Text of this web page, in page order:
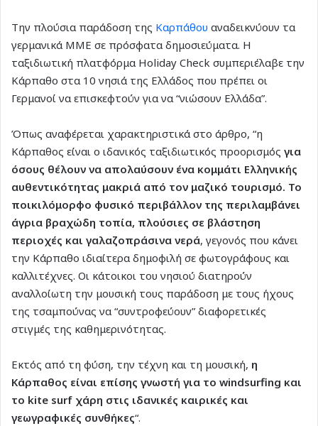
Την πλούσια παράδοση της Καρπάθου αναδεικνύουν τα
γερμανικά ΜΜΕ σε πρόσφατα δημοσιεύματα. Η
ταξιδιωτική πλατφόρμα Holiday Check συμπεριέλαβε την
Κάρπαθο στα 10 νησιά της Ελλάδος που πρέπει οι
Γερμανοί να επισκεφτούν για να “νιώσουν Ελλάδα”.
Όπως αναφέρεται χαρακτηριστικά στο άρθρο, “η
Κάρπαθος είναι ο ιδανικός ταξιδιωτικός προορισμός για
όσους θέλουν να απολαύσουν ένα κομμάτι Ελληνικής
αυθεντικότητας μακριά από τον μαζικό τουρισμό. Το
ποικιλόμορφο φυσικό περιβάλλον της περιλαμβάνει
άγρια βραχώδη τοπία, πλούσιες σε βλάστηση
περιοχές και γαλαζοπράσινα νερά, γεγονός που κάνει
την Κάρπαθο ιδιαίτερα δημοφιλή σε φωτογράφους και
καλλιτέχνες. Οι κάτοικοι του νησιού διατηρούν
αναλλοίωτη την μουσική τους παράδοση με τους ήχους
της τσαμπούνας να “συντροφεύουν” διαφορετικές
στιγμές της καθημερινότητας.
Εκτός από τη φύση, την τέχνη και τη μουσική, η
Κάρπαθος είναι επίσης γνωστή για το windsurfing και
το kite surf χάρη στις ιδανικές καιρικές και
γεωγραφικές συνθήκες“.